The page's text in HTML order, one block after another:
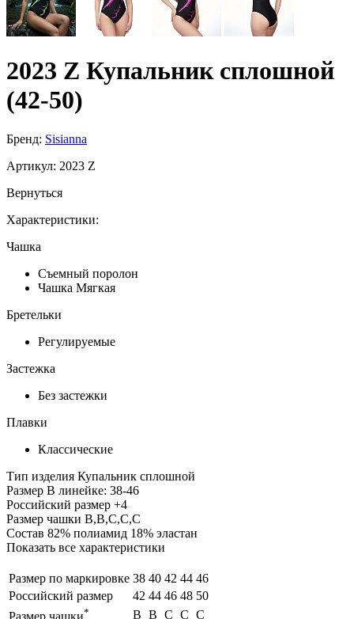
2023 Z Купальник сплошной
(42-50)
Бренд: Sisianna
Артикул: 2023 Z
Вернуться
Характеристики:
Чашка
Съемный поролон
Чашка Мягкая
Бретельки
Регулируемые
Застежка
Без застежки
Плавки
Классические
Тип изделия Купальник сплошной
Размер В линейке: 38-46
Российский размер +4
Размер чашки B,B,C,C,C
Состав 82% полиамид 18% эластан
Показать все характеристики
Размер по маркировке 38 40 42 44 46
Российский размер
42 44 46 48 50
* B B C C C